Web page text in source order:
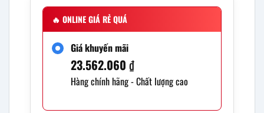
🔥 ONLINE GIÁ RẺ QUÁ
Giá khuyến mãi
23.562.060 ₫
Hàng chính hãng - Chất lượng cao